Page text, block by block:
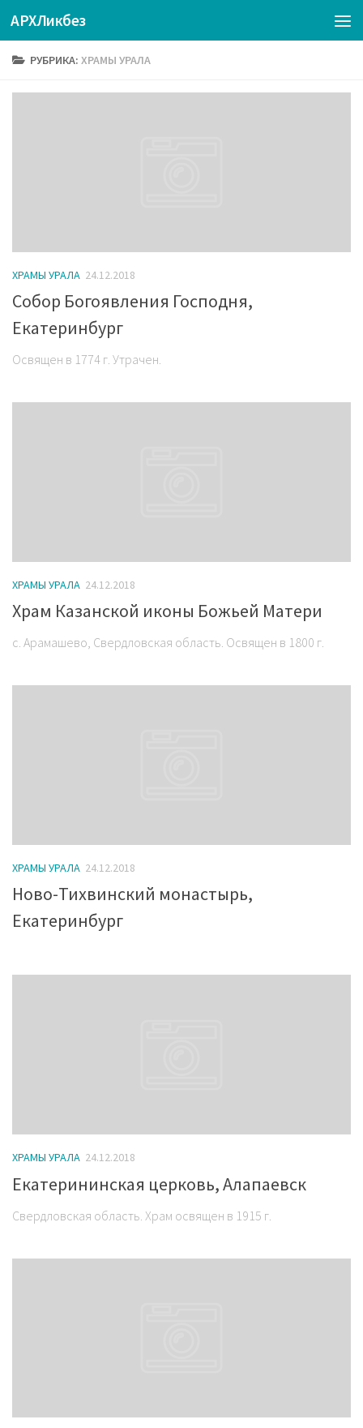
АРХЛикбез
РУБРИКА: ХРАМЫ УРАЛА
ХРАМЫ УРАЛА 24.12.2018
Собор Богоявления Господня,
Екатеринбург
Освящен в 1774 г. Утрачен.
ХРАМЫ УРАЛА 24.12.2018
Храм Казанской иконы Божьей Матери
с. Арамашево, Свердловская область. Освящен в 1800 г.
ХРАМЫ УРАЛА 24.12.2018
Ново-Тихвинский монастырь,
Екатеринбург
ХРАМЫ УРАЛА 24.12.2018
Екатерининская церковь, Алапаевск
Свердловская область. Храм освящен в 1915 г.